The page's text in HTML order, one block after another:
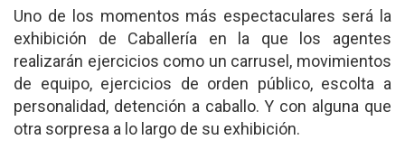
Uno de los momentos más espectaculares será la
exhibición de Caballería en la que los agentes
realizarán ejercicios como un carrusel, movimientos
de equipo, ejercicios de orden público, escolta a
personalidad, detención a caballo. Y con alguna que
otra sorpresa a lo largo de su exhibición.